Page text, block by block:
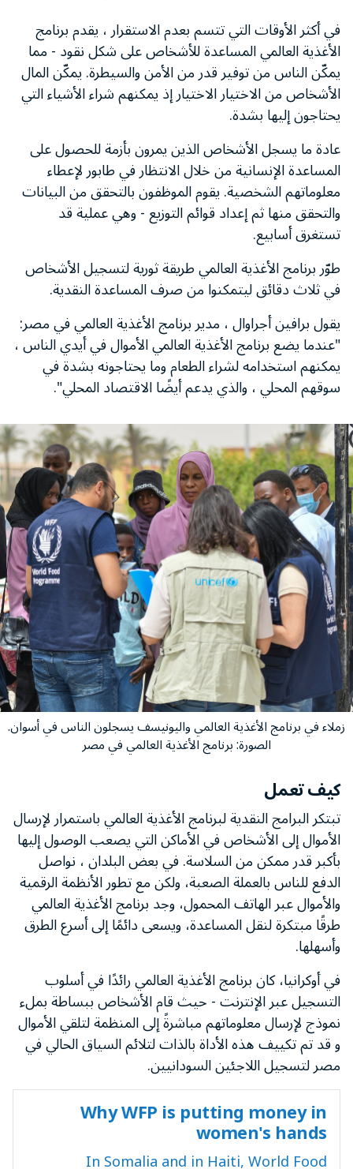
في أكثر الأوقات التي تتسم بعدم الاستقرار ، يقدم برنامج
الأغذية العالمي المساعدة للأشخاص على شكل نقود - مما
يمكّن الناس من توفير قدر من الأمن والسيطرة. يمكّن المال
الأشخاص من الاختيار الاختيار إذ يمكنهم شراء الأشياء التي
يحتاجون إليها بشدة.
عادة ما يسجل الأشخاص الذين يمرون بأزمة للحصول على
المساعدة الإنسانية من خلال الانتظار في طابور لإعطاء
معلوماتهم الشخصية. يقوم الموظفون بالتحقق من البيانات
والتحقق منها ثم إعداد قوائم التوزيع - وهي عملية قد
تستغرق أسابيع.
طوّر برنامج الأغذية العالمي طريقة ثورية لتسجيل الأشخاص
في ثلاث دقائق ليتمكنوا من صرف المساعدة النقدية.
يقول برافين أجراوال ، مدير برنامج الأغذية العالمي في مصر:
"عندما يضع برنامج الأغذية العالمي الأموال في أيدي الناس ،
يمكنهم استخدامه لشراء الطعام وما يحتاجونه بشدة في
سوقهم المحلي ، والذي يدعم أيضًا الاقتصاد المحلي".
زملاء في برنامج الأغذية العالمي واليونيسف يسجلون الناس في أسوان.
الصورة: برنامج الأغذية العالمي في مصر
كيف تعمل
تبتكر البرامج النقدية لبرنامج الأغذية العالمي باستمرار لإرسال
الأموال إلى الأشخاص في الأماكن التي يصعب الوصول إليها
بأكبر قدر ممكن من السلاسة. في بعض البلدان ، نواصل
الدفع للناس بالعملة الصعبة، ولكن مع تطور الأنظمة الرقمية
والأموال عبر الهاتف المحمول، وجد برنامج الأغذية العالمي
طرقًا مبتكرة لنقل المساعدة، ويسعى دائمًا إلى أسرع الطرق
وأسهلها.
في أوكرانيا، كان برنامج الأغذية العالمي رائدًا في أسلوب
التسجيل عبر الإنترنت - حيث قام الأشخاص ببساطة بملء
نموذج لإرسال معلوماتهم مباشرةً إلى المنظمة لتلقي الأموال
و قد تم تكييف هذه الأداة بالذات لتلائم السياق الحالي في
مصر لتسجيل اللاجئين السودانيين.
Why WFP is putting money in
women's hands
In Somalia and in Haiti, World Food